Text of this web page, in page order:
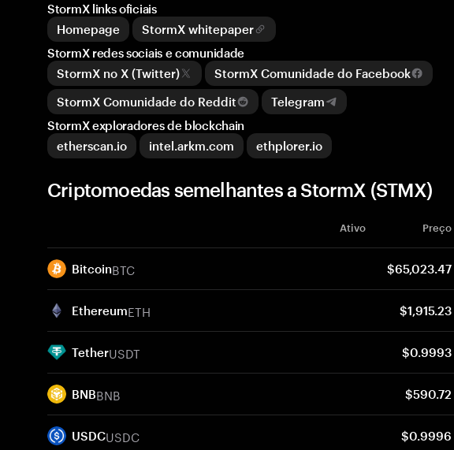
StormX links oficiais
Homepage
StormX whitepaper
StormX redes sociais e comunidade
StormX no X (Twitter)
StormX Comunidade do Facebook
StormX Comunidade do Reddit
Telegram
StormX exploradores de blockchain
etherscan.io
intel.arkm.com ethplorer.io
Criptomoedas semelhantes a StormX (STMX)
Ativo Preço
BitcoinBTC $65,023.47
EthereumETH $1,915.23
TetherUSDT $0.9993
BNBBNB $590.72
USDCUSDC $0.9996